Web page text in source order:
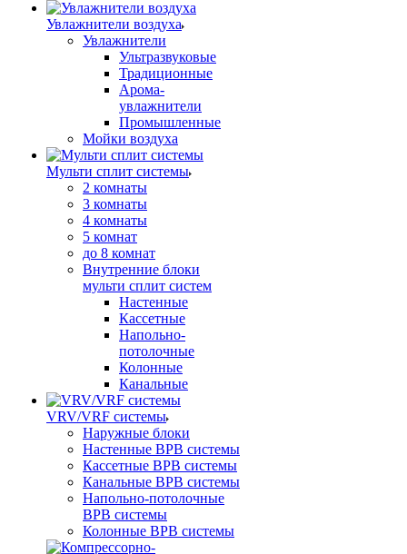
Увлажнители воздуха
Увлажнители
Ультразвуковые
Традиционные
Арома-
увлажнители
Промышленные
Мойки воздуха
Мульти сплит системы
2 комнаты
3 комнаты
4 комнаты
5 комнат
до 8 комнат
Внутренние блоки
мульти сплит систем
Настенные
Кассетные
Напольно-
потолочные
Колонные
Канальные
VRV/VRF системы
Наружные блоки
Настенные ВРВ системы
Кассетные ВРВ системы
Канальные ВРВ системы
Напольно-потолочные
ВРВ системы
Колонные ВРВ системы